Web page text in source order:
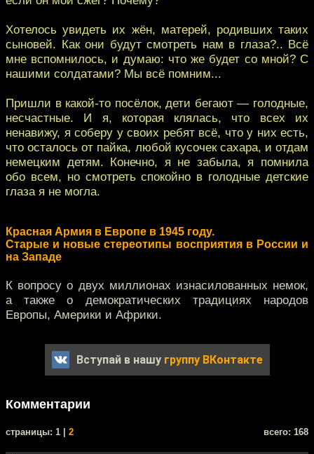
Хотелось увидеть их жён, матерей, родивших таких
сыновей. Как они будут смотреть нам в глаза?.. Всё
мне вспомнилось, и думаю: что же будет со мной? С
нашими солдатами? Мы всё помним...
Пришли в какой-то посёлок, дети бегают — голодные,
несчастные. И я, которая клялась, что всех их
ненавижу, я соберу у своих ребят всё, что у них есть,
что осталось от пайка, любой кусочек сахара, и отдам
немецким детям. Конечно, я не забыла, я помнила
обо всем, но смотреть спокойно в голодные детские
глаза я не могла.
Красная Армия в Европе в 1945 году.
Старые и новые стереотипы восприятия в России и
на Западе
К вопросу о двух миллионах изнасилованных немок,
а также о демократических традициях народов
Европы, Америки и Африки.
Вступай в нашу группу ВКонтакте
Комментарии
cтраницы: 1 | 2 всего: 168